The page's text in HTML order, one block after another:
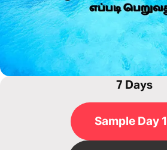
7 Days
Sample Day 1